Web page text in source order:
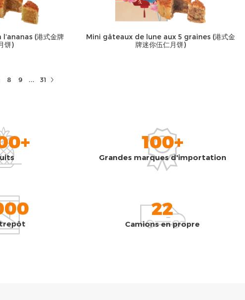
(港式金牌
饼)
Mini gâteaux de lune aux 5 graines (港式金
牌迷你伍仁月饼)
8 9 ... 31
100+
Grandes marques d'importation
22
Camions en propre